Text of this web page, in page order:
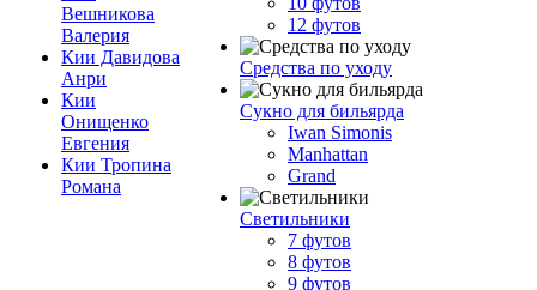
Вешникова
Валерия
Кии Давидова
Анри
Кии
Онищенко
Евгения
Кии Тропина
Романа
12 футов
Средства по уходу
Сукно для бильярда
Iwan Simonis
Manhattan
Grand
Светильники
7 футов
8 футов
9 футов